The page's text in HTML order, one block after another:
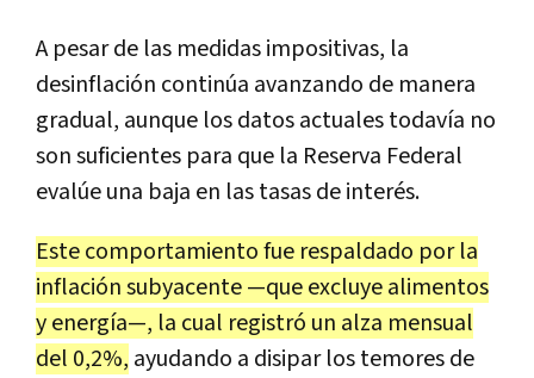
A pesar de las medidas impositivas, la
desinflación continúa avanzando de manera
gradual, aunque los datos actuales todavía no
son suficientes para que la Reserva Federal
evalúe una baja en las tasas de interés.
Este comportamiento fue respaldado por la
inflación subyacente —que excluye alimentos
y energía—, la cual registró un alza mensual
del 0,2%, ayudando a disipar los temores de